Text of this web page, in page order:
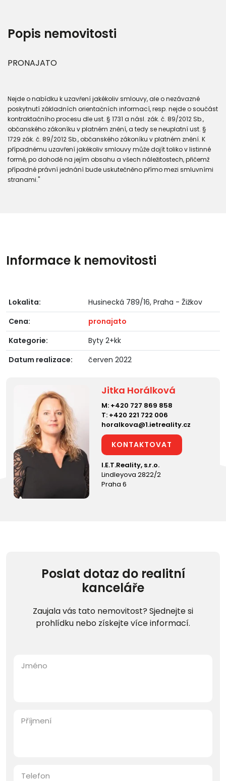
Popis nemovitosti
PRONAJATO
Nejde o nabídku k uzavření jakékoliv smlouvy, ale o nezávazné
poskytnutí základních orientačních informací, resp. nejde o součást
kontraktačního procesu dle ust. § 1731 a násl. zák. č. 89/2012 Sb.,
občanského zákoníku v platném znění, a tedy se neuplatní ust. §
1729 zák. č. 89/2012 Sb., občanského zákoníku v platném znění. K
případnému uzavření jakékoliv smlouvy může dojít toliko v listinné
formě, po dohodě na jejím obsahu a všech náležitostech, přičemž
případné právní jednání bude uskutečněno přímo mezi smluvními
stranami."
Informace k nemovitosti
Lokalita:
Husinecká 789/16, Praha - Žižkov
Cena:
pronajato
Kategorie:
Byty 2+kk
Datum realizace:
červen 2022
Jitka Horálková
M: +420 727 869 858
T: +420 221 722 006
horalkova@1.ietreality.cz
KONTAKTOVAT
I.E.T.Reality, s.r.o.
Lindleyova 2822/2
Praha 6
Poslat dotaz do realitní
kanceláře
Zaujala vás tato nemovitost? Sjednejte si
prohlídku nebo získejte více informací.
Jméno
Příjmení
Telefon